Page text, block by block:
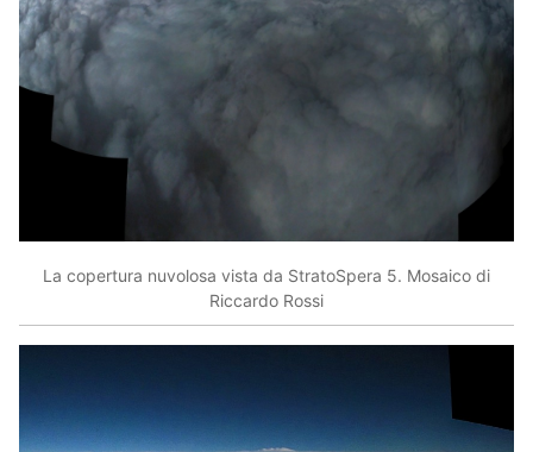
La copertura nuvolosa vista da StratoSpera 5. Mosaico di
Riccardo Rossi